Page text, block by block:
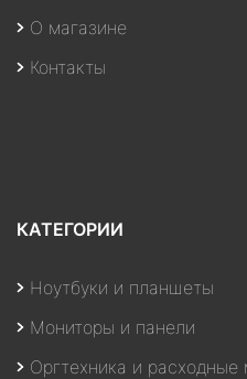
О магазине
Контакты
КАТЕГОРИИ
Ноутбуки и планшеты
Мониторы и панели
Оргтехника и расходные